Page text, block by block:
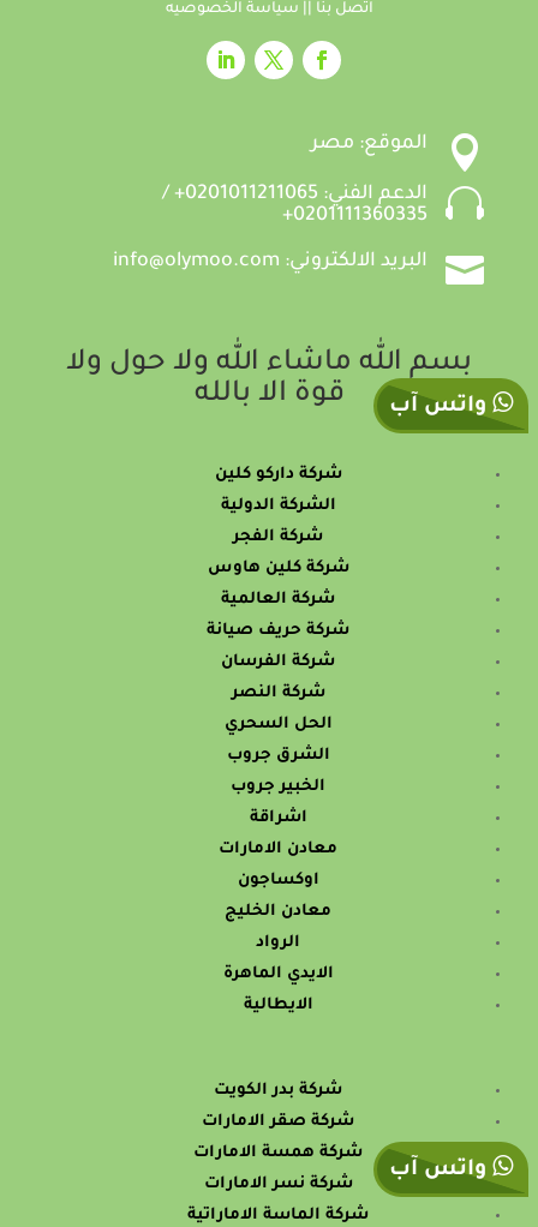
اتصل بنا سياسة الخصوصيه
 الموقع: مصر

الدعم الفني: 0201011211065+ /
0201111360335+
 البريد الالكتروني: info@olymoo.com
واتس آب
واتس آب
بسم الله ماشاء الله ولا حول ولا
قوة الا بالله
شركة داركو كلين
الشركة الدولية
شركة الفجر
شركة كلين هاوس
شركة العالمية
شركة حريف صيانة
شركة الفرسان
شركة النصر
الحل السحري
الشرق جروب
الخبير جروب
اشراقة
معادن الامارات
اوكساجون
معادن الخليج
الرواد
الايدي الماهرة
الايطالية
شركة بدر الكويت
شركة صقر الامارات
شركة همسة الامارات
شركة نسر الامارات
شركة الماسة الاماراتية